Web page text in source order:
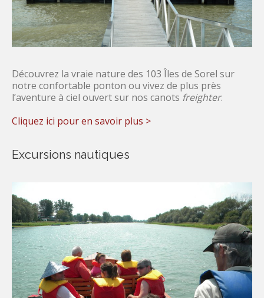
Découvrez la vraie nature des 103 Îles de Sorel sur
notre confortable ponton ou vivez de plus près
l’aventure à ciel ouvert sur nos canots freighter.
Cliquez ici pour en savoir plus >
Excursions nautiques